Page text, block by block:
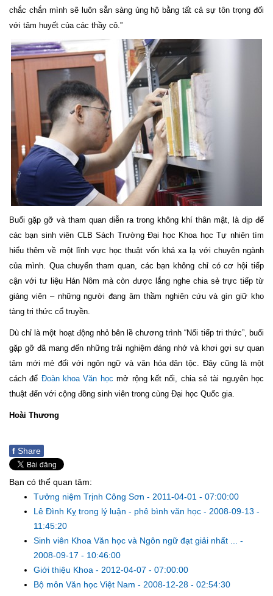
chắc chắn mình sẽ luôn sẵn sàng ủng hộ bằng tất cả sự tôn trọng đối
với tâm huyết của các thầy cô.”
Buổi gặp gỡ và tham quan diễn ra trong không khí thân mật, là dịp để
các bạn sinh viên CLB Sách Trường Đại học Khoa học Tự nhiên tìm
hiểu thêm về một lĩnh vực học thuật vốn khá xa lạ với chuyên ngành
của mình. Qua chuyến tham quan, các bạn không chỉ có cơ hội tiếp
cận với tư liệu Hán Nôm mà còn được lắng nghe chia sẻ trực tiếp từ
giảng viên – những người đang âm thầm nghiên cứu và gìn giữ kho
tàng tri thức cổ truyền.
Dù chỉ là một hoạt động nhỏ bên lề chương trình “Nối tiếp tri thức”, buổi
gặp gỡ đã mang đến những trải nghiệm đáng nhớ và khơi gợi sự quan
tâm mới mẻ đối với ngôn ngữ và văn hóa dân tộc. Đây cũng là một
cách để Đoàn khoa Văn học mở rộng kết nối, chia sẻ tài nguyên học
thuật đến với cộng đồng sinh viên trong cùng Đại học Quốc gia.
Hoài Thương
f Share
Bạn có thể quan tâm:
Tưởng niệm Trịnh Công Sơn - 2011-04-01 - 07:00:00
Lê Đình Kỵ trong lý luận - phê bình văn học - 2008-09-13 -
11:45:20
Sinh viên Khoa Văn học và Ngôn ngữ đạt giải nhất ... -
2008-09-17 - 10:46:00
Giới thiệu Khoa - 2012-04-07 - 07:00:00
Bộ môn Văn học Việt Nam - 2008-12-28 - 02:54:30